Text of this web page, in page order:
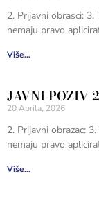
2. Prijavni obrasci:
nemaju pravo
Više...
JAVNI POZIV
20 Aprila, 2026
2. Prijavni obrazac:
nemaju pravo
Više...